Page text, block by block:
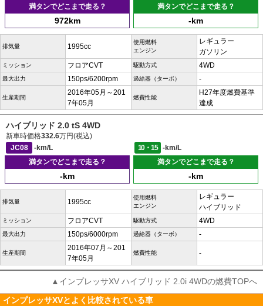
満タンでどこまで走る？
972km
満タンでどこまで走る？
-km
排気量 1995cc
使用燃料
エンジン
レギュラー
ガソリン
ミッション フロアCVT 駆動方式 4WD
最大出力 150ps/6200rpm 過給器（ターボ） -
生産期間
2016年05月～201
7年05月
燃費性能
H27年度燃費基準
達成
ハイブリッド 2.0 tS 4WD
新車時価格332.6万円(税込)
JC08
-km/L 10・15
-km/L
満タンでどこまで走る？
-km
満タンでどこまで走る？
-km
排気量 1995cc
使用燃料
エンジン
レギュラー
ハイブリッド
ミッション フロアCVT 駆動方式 4WD
最大出力 150ps/6000rpm 過給器（ターボ） -
生産期間
2016年07月～201
7年05月
燃費性能 -
▲インプレッサXV ハイブリッド 2.0i 4WDの燃費TOPへ
インプレッサXVとよく比較されている車